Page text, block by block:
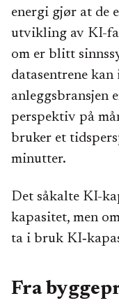
energi gjør at de
utvikling av KI-
om er blitt
datasentrene
anleggsbransjen
perspektiv på
bruker et
minutter.
Det såkalte KI-
kapasitet, men
ta i bruk
Fra